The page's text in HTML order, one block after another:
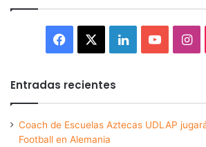
Facebook LinkedInYouTube
Entradas recientes
Coach de Escuelas Aztecas UDLAP
Football en Alemania